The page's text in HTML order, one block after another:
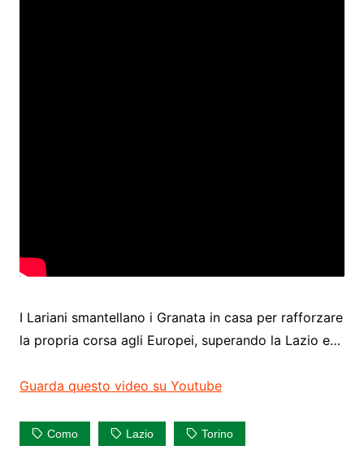
I Lariani smantellano i Granata in casa per rafforzare
la propria corsa agli Europei, superando la Lazio e…
Guarda questo video su Youtube
Como Lazio Torino